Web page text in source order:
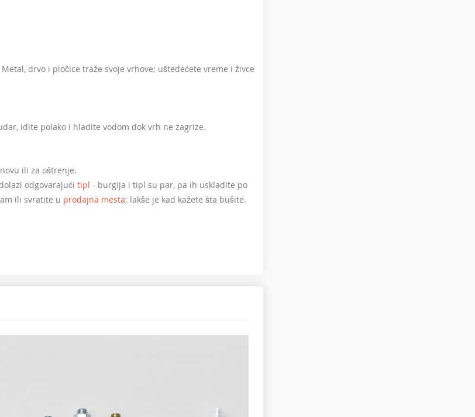
drvo i pločice traže svoje vrhove; uštedećete vreme i živce
idite polako i hladite vodom dok vrh ne zagrize.
ili za oštrenje.
odgovarajući tipl - burgija i tipl su par, pa ih uskladite po
ili svratite u prodajna mesta; lakše je kad kažete šta bušite.